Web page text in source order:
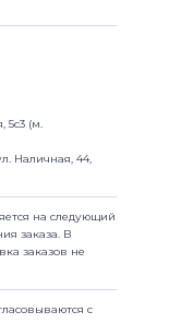
5с3 (м.
Наличная, 44,
на следующий
заказа. В
заказов не
с